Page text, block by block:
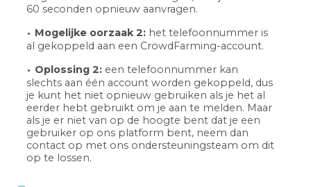
60 seconden opnieuw aanvragen.
Mogelijke oorzaak 2: het telefoonnummer is
al gekoppeld aan een CrowdFarming-account.
Oplossing 2: een telefoonnummer kan
slechts aan één account worden gekoppeld, dus
je kunt het niet opnieuw gebruiken als je het al
eerder hebt gebruikt om je aan te melden. Maar
als je er niet van op de hoogte bent dat je een
gebruiker op ons platform bent, neem dan
contact op met ons ondersteuningsteam om dit
op te lossen.